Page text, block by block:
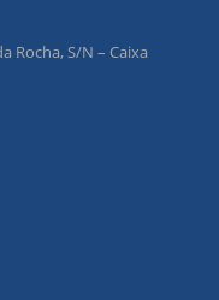
Rocha, S/N – Caixa